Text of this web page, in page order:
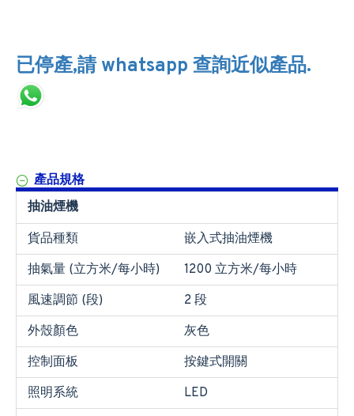
已停產,請 whatsapp 查詢近似產品.
產品規格
抽油煙機
貨品種類
嵌入式抽油煙機
抽氣量 (立方米/每小時)
1200 立方米/每小時
風速調節 (段)
2 段
外殼顏色
灰色
控制面板
按鍵式開關
照明系統
LED